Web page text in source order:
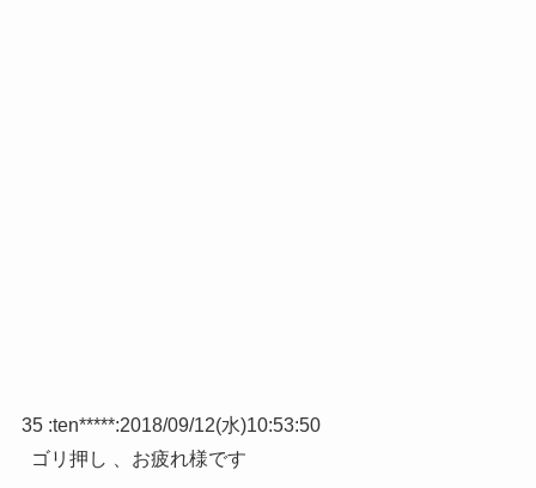
35 :ten*****:2018/09/12(水)10:53:50
ゴリ押し 、お疲れ様です